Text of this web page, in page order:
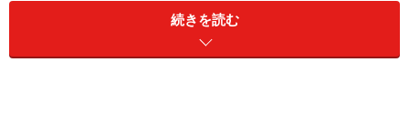
の他、いろいろ書いていますので、今回もボリュームた
っぷりですが、どうか最後までおつきあいください。
続きを読む